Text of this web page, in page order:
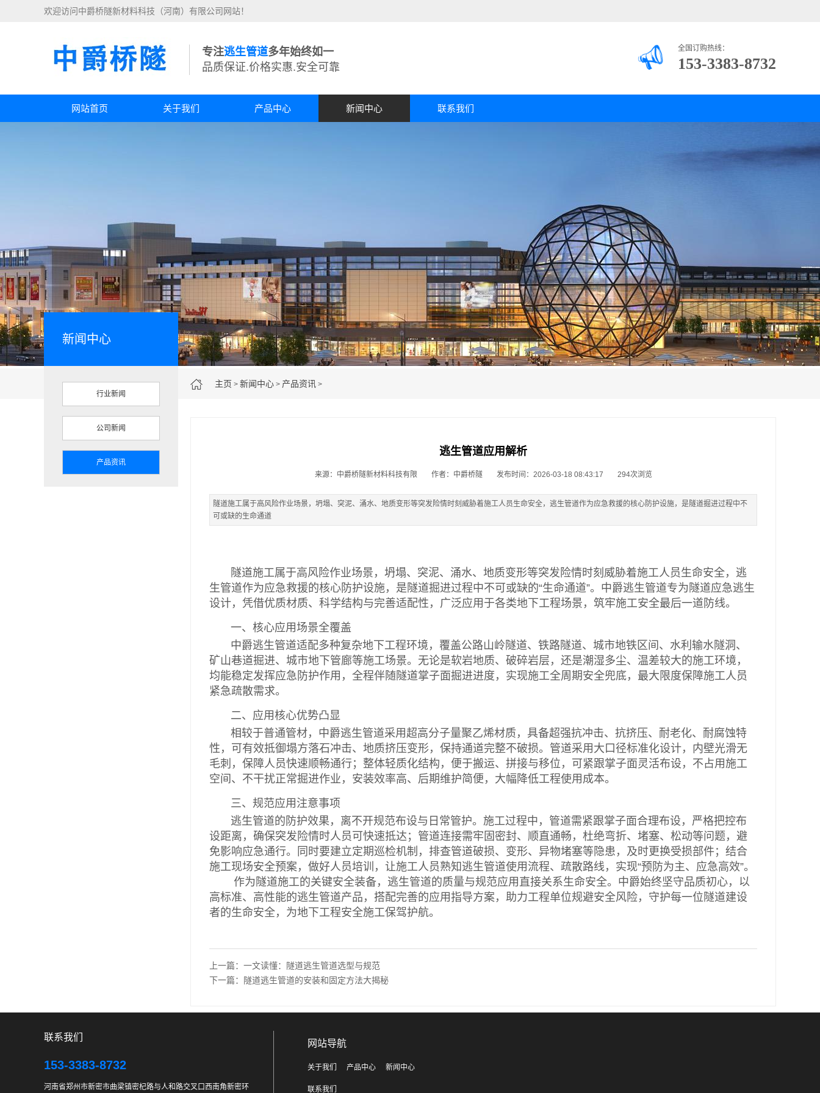
欢迎访问中爵桥隧新材料科技（河南）有限公司网站！
专注逃生管道多年始终如一
品质保证.价格实惠.安全可靠
全国订购热线：
153-3383-8732
网站首页 关于我们 产品中心 新闻中心 联系我们
主页 > 新闻中心 > 产品资讯 >
新闻中心
行业新闻
公司新闻
产品资讯
逃生管道应用解析
来源：中爵桥隧新材料科技有限 作者：中爵桥隧 发布时间：2026-03-18 08:43:17 294次浏览
隧道施工属于高风险作业场景，坍塌、突泥、涌水、地质变形等突发险情时刻威胁着施工人员生命安全，逃生管道作为应急救援的核心防护设施，是隧道掘进过程中不
可或缺的生命通道
隧道施工属于高风险作业场景，坍塌、突泥、涌水、地质变形等突发险情时刻威胁着施工人员生命安全，逃
生管道作为应急救援的核心防护设施，是隧道掘进过程中不可或缺的“生命通道”。中爵逃生管道专为隧道应急逃生
设计，凭借优质材质、科学结构与完善适配性，广泛应用于各类地下工程场景，筑牢施工安全最后一道防线。
一、核心应用场景全覆盖
中爵逃生管道适配多种复杂地下工程环境，覆盖公路山岭隧道、铁路隧道、城市地铁区间、水利输水隧洞、
矿山巷道掘进、城市地下管廊等施工场景。无论是软岩地质、破碎岩层，还是潮湿多尘、温差较大的施工环境，
均能稳定发挥应急防护作用，全程伴随隧道掌子面掘进进度，实现施工全周期安全兜底，最大限度保障施工人员
紧急疏散需求。
二、应用核心优势凸显
相较于普通管材，中爵逃生管道采用超高分子量聚乙烯材质，具备超强抗冲击、抗挤压、耐老化、耐腐蚀特
性，可有效抵御塌方落石冲击、地质挤压变形，保持通道完整不破损。管道采用大口径标准化设计，内壁光滑无
毛刺，保障人员快速顺畅通行；整体轻质化结构，便于搬运、拼接与移位，可紧跟掌子面灵活布设，不占用施工
空间、不干扰正常掘进作业，安装效率高、后期维护简便，大幅降低工程使用成本。
三、规范应用注意事项
逃生管道的防护效果，离不开规范布设与日常管护。施工过程中，管道需紧跟掌子面合理布设，严格把控布
设距离，确保突发险情时人员可快速抵达；管道连接需牢固密封、顺直通畅，杜绝弯折、堵塞、松动等问题，避
免影响应急通行。同时要建立定期巡检机制，排查管道破损、变形、异物堵塞等隐患，及时更换受损部件；结合
施工现场安全预案，做好人员培训，让施工人员熟知逃生管道使用流程、疏散路线，实现“预防为主、应急高效”。
作为隧道施工的关键安全装备，逃生管道的质量与规范应用直接关系生命安全。中爵始终坚守品质初心，以
高标准、高性能的逃生管道产品，搭配完善的应用指导方案，助力工程单位规避安全风险，守护每一位隧道建设
者的生命安全，为地下工程安全施工保驾护航。
上一篇： 一文读懂：隧道逃生管道选型与规范
下一篇：
隧道逃生管道的安装和固定方法大揭秘
联系我们
153-3383-8732
河南省郑州市新密市曲梁镇密杞路与人和路交叉口西南角新密环
网站导航
关于我们 产品中心 新闻中心
联系我们